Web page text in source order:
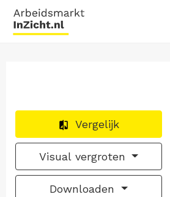
Vergelijk
Visual vergroten
Downloaden